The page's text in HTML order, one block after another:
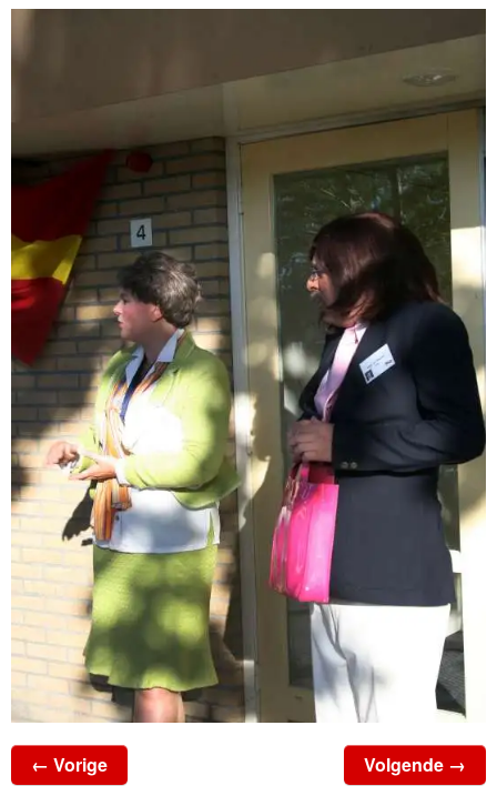
← Vorige Volgende →